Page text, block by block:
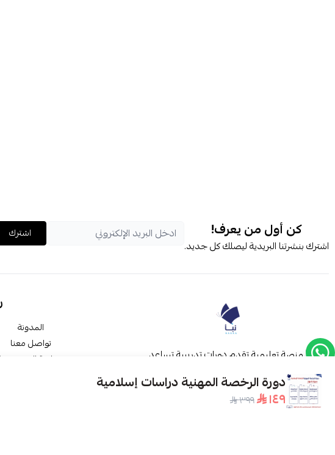
دورة الرخصة المهنية دراسات إسلامية
١٤٩ ٣٩٩
كن أول من يعرف!
اشترك بنشرتنا البريدية ليصلك كل جديد.
اشترك
نبأ منصة تعليمية تقدم دورات تدريبية تساعد
محتوى شامل وتفاعلي بإشراف معلمين ذوي
خبرة، مع شروحات دقيقة ونماذج تجريبية ومتابعة
المدونة
تواصل معنا
سياسة